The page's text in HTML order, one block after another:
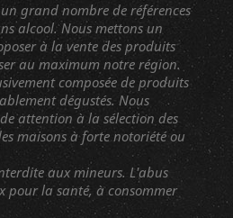
grand nombre de références
alcool. Nous mettons un
à la vente des produits
au maximum notre région.
composée de produits
dégustés. Nous
attention à la sélection des
maisons à forte notoriété ou
aux mineurs. L'abus
pour la santé, à consommer